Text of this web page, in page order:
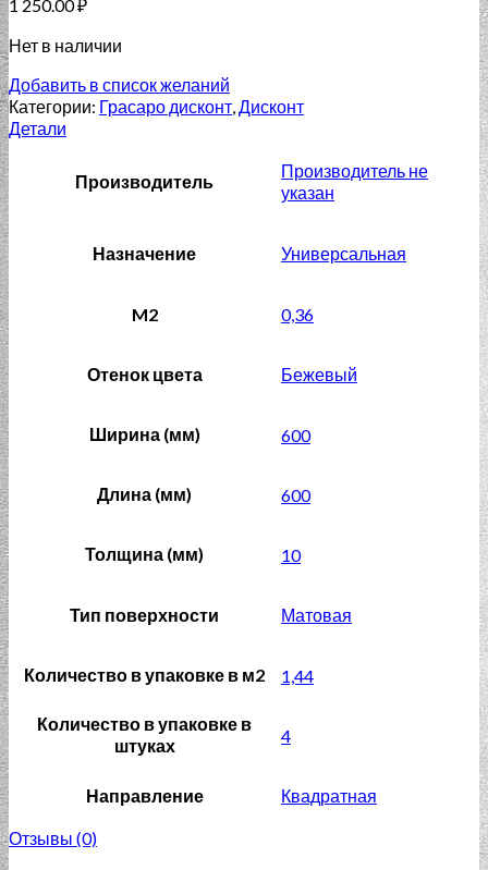
1 250.00₽
Нет в наличии
Добавить в список желаний
Категории: Грасаро дисконт,Дисконт
Детали
Производитель
Производитель не
указан
Назначение Универсальная
M2 0,36
Отенок цвета Бежевый
Ширина (мм) 600
Длина (мм) 600
Толщина (мм) 10
Тип поверхности Матовая
Количество в упаковке в м2 1,44
Количество в упаковке в
штуках
4
Направление Квадратная
Отзывы (0)